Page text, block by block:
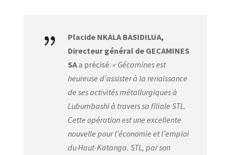
{
Placide NKALA BASIDILUA,
Directeur général de GECAMINES
SAa précisé: « Gécamines est
heureuse d’assister à la renaissance
de ses activités métallurgiques à
Lubumbashi à travers sa filiale STL.
Cette opération est une excellente
nouvelle pour l’économie et l’emploi
du Haut-Katanga. STL, par son